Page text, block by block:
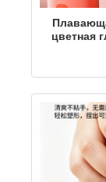
цветная
пищевых